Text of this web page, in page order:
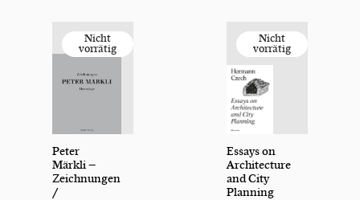
Peter
Märkli –
Zeichnungen
/
Essays on
Architecture
and City
Planning